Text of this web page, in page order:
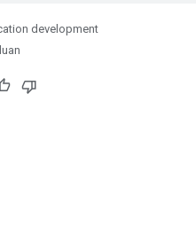
development